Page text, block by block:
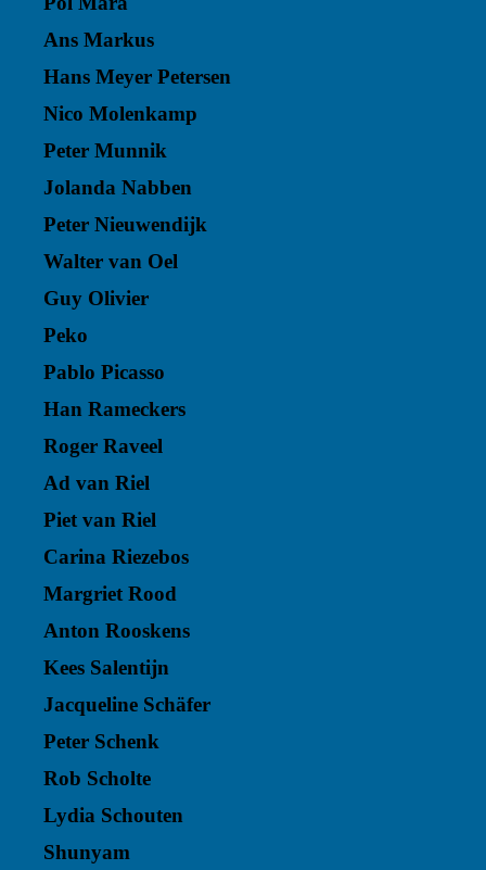
Ans Markus
Hans Meyer Petersen
Nico Molenkamp
Peter Munnik
Jolanda Nabben
Peter Nieuwendijk
Walter van Oel
Guy Olivier
Peko
Pablo Picasso
Han Rameckers
Roger Raveel
Ad van Riel
Piet van Riel
Carina Riezebos
Margriet Rood
Anton Rooskens
Kees Salentijn
Jacqueline Schäfer
Peter Schenk
Rob Scholte
Lydia Schouten
Shunyam